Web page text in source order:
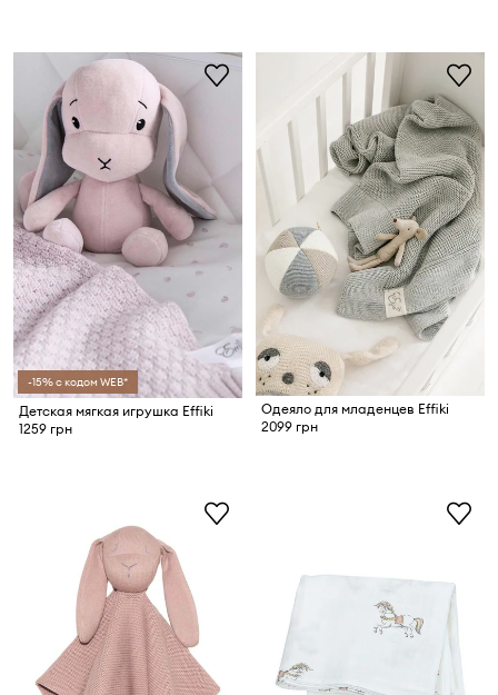
-15% с кодом WEB*
Детская мягкая игрушка Effiki
1259 грн
Одеяло для младенцев Effiki
2099 грн